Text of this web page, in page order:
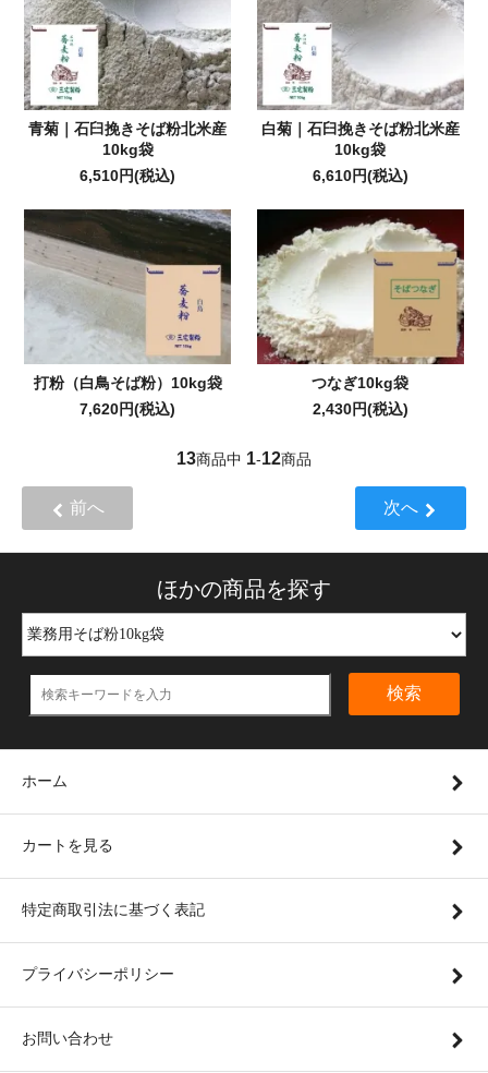
青菊｜石臼挽きそば粉北米産
10kg袋
6,510円(税込)
白菊｜石臼挽きそば粉北米産
10kg袋
6,610円(税込)
打粉（白鳥そば粉）10kg袋
7,620円(税込)
つなぎ10kg袋
2,430円(税込)
13商品中 1-12商品
前へ 次へ
ほかの商品を探す
検索
ホーム
カートを見る
特定商取引法に基づく表記
プライバシーポリシー
お問い合わせ